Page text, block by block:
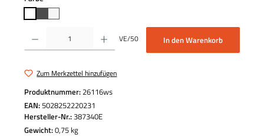
Produkt Anzahl: Gib den gewünschten Wert ein oder benutze die Schaltflächen um
VE/50 In den Warenkorb
Zum Merkzettel hinzufügen
Produktnummer:26116ws
EAN:5028252220231
Hersteller-Nr.:387340E
Gewicht:0,75 kg